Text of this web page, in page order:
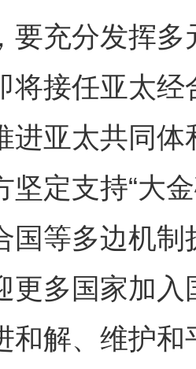
充分发挥多
将接任亚太
进亚太共同
坚定支持“大
国等多边机
更多国家加
和解、维护和